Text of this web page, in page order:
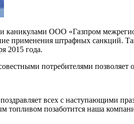
ООО «Газпром
применения штрафных санкций.
2015 года.
потребителями
всех с наступающими
топливом позаботится наша